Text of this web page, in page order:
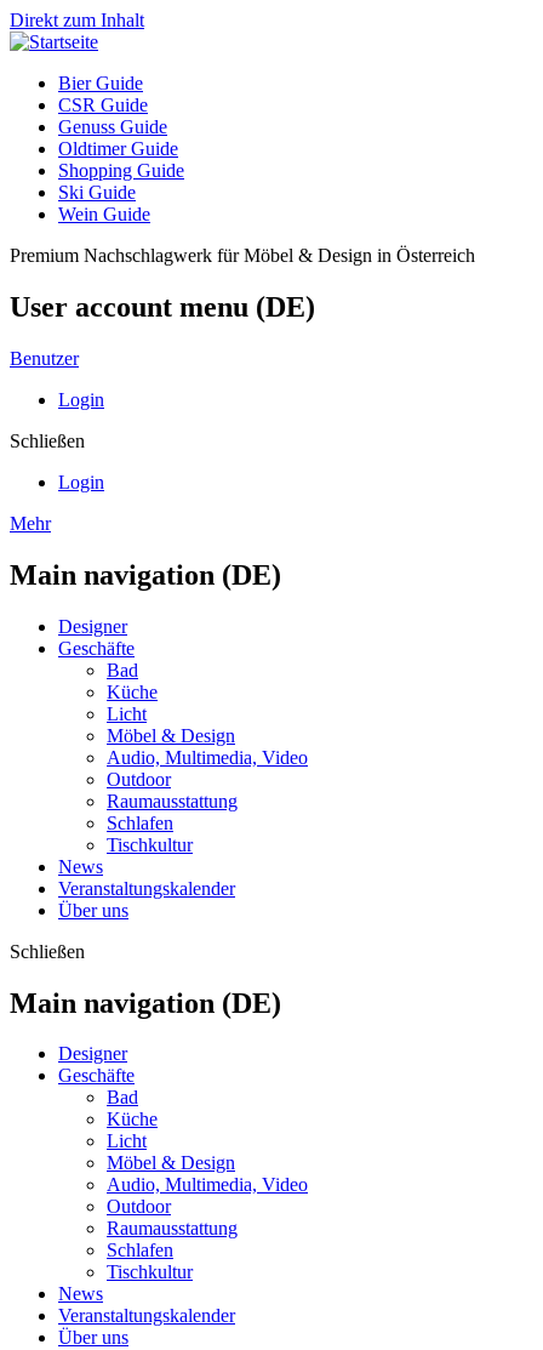
Direkt zum Inhalt
Bier Guide
CSR Guide
Genuss Guide
Oldtimer Guide
Shopping Guide
Ski Guide
Wein Guide
Premium Nachschlagwerk für Möbel & Design in Österreich
User account menu (DE)
Benutzer
Login
Schließen
Login
Mehr
Main navigation (DE)
Designer
Geschäfte
Bad
Küche
Licht
Möbel & Design
Audio, Multimedia, Video
Outdoor
Raumausstattung
Schlafen
Tischkultur
News
Veranstaltungskalender
Über uns
Schließen
Main navigation (DE)
Designer
Geschäfte
Bad
Küche
Licht
Möbel & Design
Audio, Multimedia, Video
Outdoor
Raumausstattung
Schlafen
Tischkultur
News
Veranstaltungskalender
Über uns